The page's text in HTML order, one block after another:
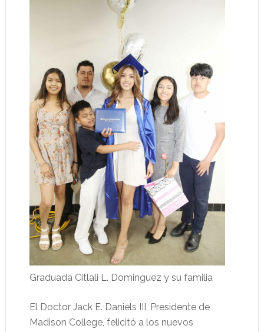
Graduada Citlali L. Dominguez y su familia
El Doctor Jack E. Daniels III, Presidente de
Madison College, felicitó a los nuevos